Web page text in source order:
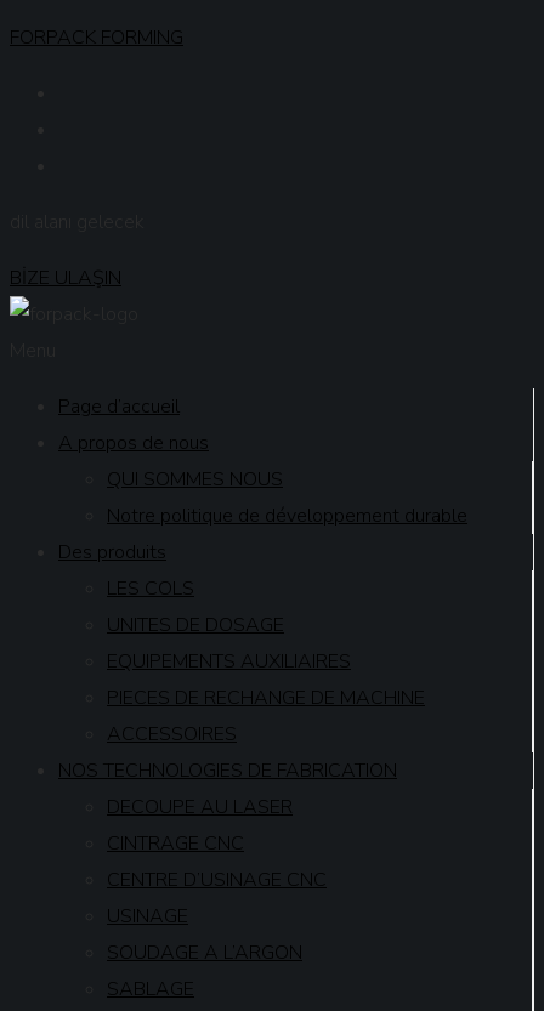
FORPACK FORMING
BİZE ULAŞIN
Page d’accueil
A propos de nous
QUI SOMMES NOUS
Notre politique de développement durable
Des produits
LES COLS
UNITES DE DOSAGE
EQUIPEMENTS AUXILIAIRES
PIECES DE RECHANGE DE MACHINE
ACCESSOIRES
NOS TECHNOLOGIES DE FABRICATION
DECOUPE AU LASER
CINTRAGE CNC
CENTRE D’USINAGE CNC
USINAGE
SOUDAGE A L’ARGON
SABLAGE